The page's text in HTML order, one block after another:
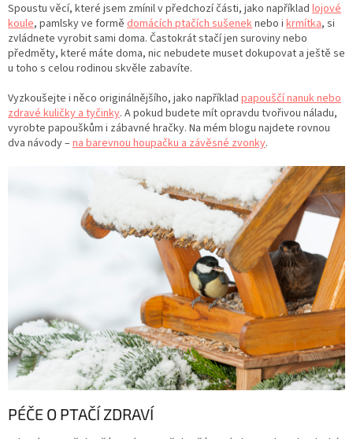
Spoustu věcí, které jsem zmínil v předchozí části, jako například lojové
koule, pamlsky ve formě domácích ptačích sušeneknebo i krmítka, si
zvládnete vyrobit sami doma. Častokrát stačí jen suroviny nebo
předměty, které máte doma, nic nebudete muset dokupovat a ještě se
u toho s celou rodinou skvěle zabavíte.
Vyzkoušejte i něco originálnějšího, jako například papouščí nanuk nebo
zdravé kuličky a tyčinky. A pokud budete mít opravdu tvořivou náladu,
vyrobte papouškům i zábavné hračky. Na mém blogu najdete rovnou
dva návody –na barevnou houpačku a závěsné zvonky.
PÉČE O PTAČÍ ZDRAVÍ